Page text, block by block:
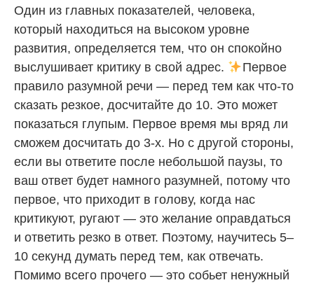
Один из главных показателей, человека,
который находиться на высоком уровне
развития, определяется тем, что он спокойно
выслушивает критику в свой адрес.
Первое
правило разумной речи — перед тем как что-то
сказать резкое, досчитайте до 10. Это может
показаться глупым. Первое время мы вряд ли
сможем досчитать до 3-х. Но с другой стороны,
если вы ответите после небольшой паузы, то
ваш ответ будет намного разумней, потому что
первое, что приходит в голову, когда нас
критикуют, ругают — это желание оправдаться
и ответить резко в ответ. Поэтому, научитесь 5–
10 секунд думать перед тем, как отвечать.
Помимо всего прочего — это собьет ненужный